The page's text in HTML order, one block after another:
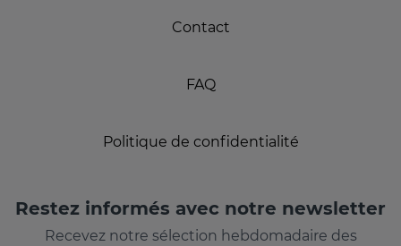
Contact
FAQ
Politique de confidentialité
Restez informés avec notre newsletter
Recevez notre sélection hebdomadaire des